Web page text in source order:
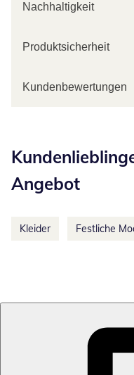
Nachhaltigkeit
Produktsicherheit
Kundenbewertungen
Angebot
Kleider Festliche